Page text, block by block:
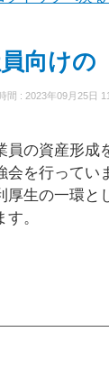
向けの
間 : 2023年09月25日
員の資産形成
会を行ってい
厚生の一環と
す。